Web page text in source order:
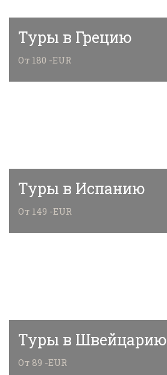
Туры в Грецию
От 180 -EUR
Туры в Испанию
От 149 -EUR
Туры в Швейцарию
От 89 -EUR